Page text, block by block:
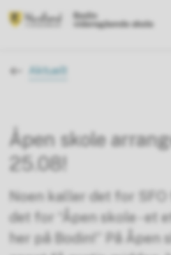
Du er her:
Aktuelt
Åpen skole
25.08!
Noen kaller det for
det for “Åpen skole - et
her på Bodin!” På Åpen